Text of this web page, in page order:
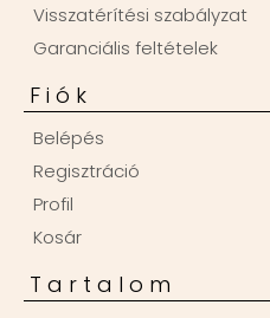
Visszatérítési szabályzat
Garanciális feltételek
Fiók
Belépés
Regisztráció
Profil
Kosár
Tartalom